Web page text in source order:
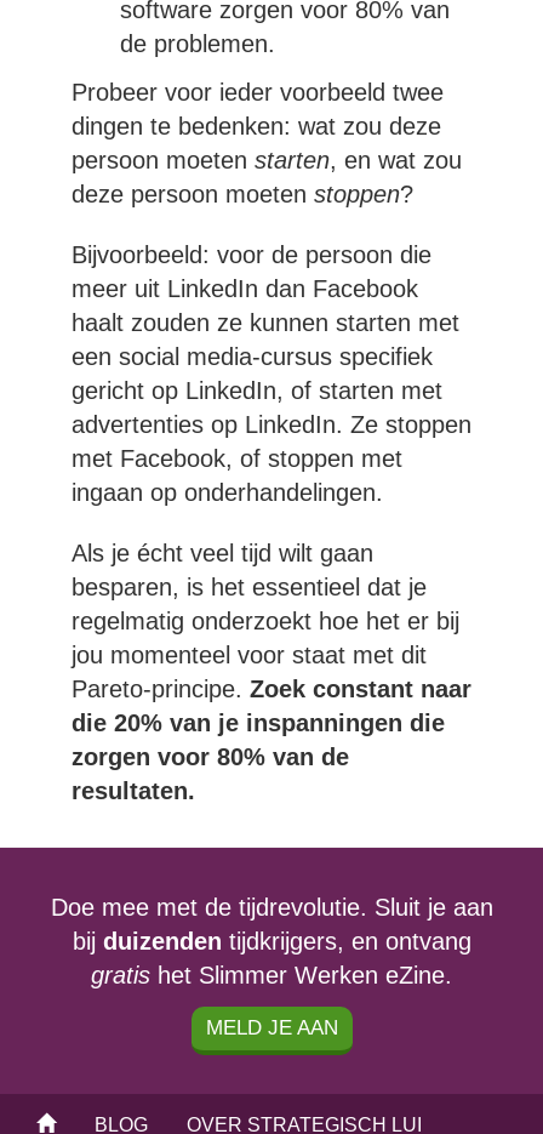
software zorgen voor 80% van
de problemen.
Probeer voor ieder voorbeeld twee
dingen te bedenken: wat zou deze
persoon moeten starten, en wat zou
deze persoon moeten stoppen?
Bijvoorbeeld: voor de persoon die
meer uit LinkedIn dan Facebook
haalt zouden ze kunnen starten met
een social media-cursus specifiek
gericht op LinkedIn, of starten met
advertenties op LinkedIn. Ze stoppen
met Facebook, of stoppen met
ingaan op onderhandelingen.
Als je écht veel tijd wilt gaan
besparen, is het essentieel dat je
regelmatig onderzoekt hoe het er bij
jou momenteel voor staat met dit
Pareto-principe. Zoek constant naar
die 20% van je inspanningen die
zorgen voor 80% van de
resultaten.
Doe mee met de tijdrevolutie. Sluit je aan
bij duizenden tijdkrijgers, en ontvang
gratis het Slimmer Werken eZine.
MELD JE AAN
BLOG OVER STRATEGISCH LUI